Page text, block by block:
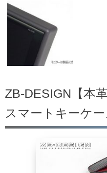
ZB-DESIGN【本
スマートキーケー